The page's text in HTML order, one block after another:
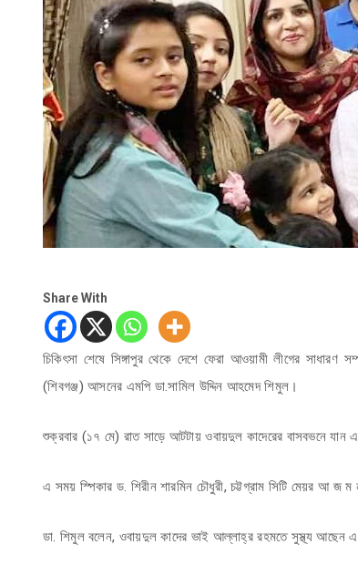
Share With
চিকিৎসা শেষে সিঙ্গাপুর থেকে দেশে ফেরা আওয়ামী লীগের
(শিবগঞ্জ) আসনের এমপি ডা.সামিল উদ্দিন আহমেদ শিমুল।
শুক্রবার (১৭ মে) রাত সাড়ে আটটায় ওবায়দুল কাদেরের বাসবভনে যান
এ সময় স্পিকার ড. শিরীন শারমিন চৌধুরী, চট্টগ্রাম সিটি মেয়র আ জ ম
ডা. শিমুল বলেন, ওবায়দুল কাদের ভাই আল্লাহ্‌র রহমতে সুস্থ্য আছেন এবং